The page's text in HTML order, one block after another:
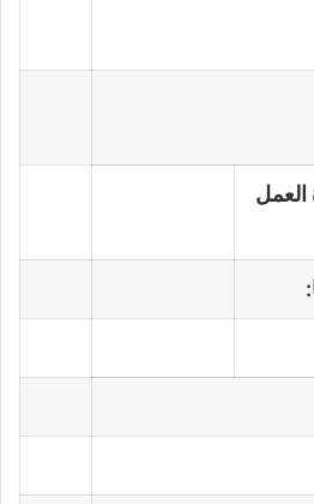
العمل